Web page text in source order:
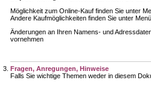
Möglichkeit zum Online-Kauf finden Sie unter
Andere Kaufmöglichkeiten finden Sie unter
Änderungen an Ihren Namens- und
vornehmen
Fragen, Anregungen, Hinweise
Falls Sie wichtige Themen weder in diesem